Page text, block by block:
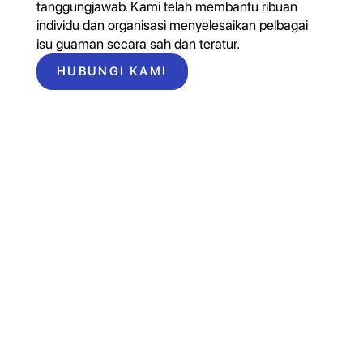
tanggungjawab. Kami telah membantu ribuan
individu dan organisasi menyelesaikan pelbagai
isu guaman secara sah dan teratur.
HUBUNGI KAMI